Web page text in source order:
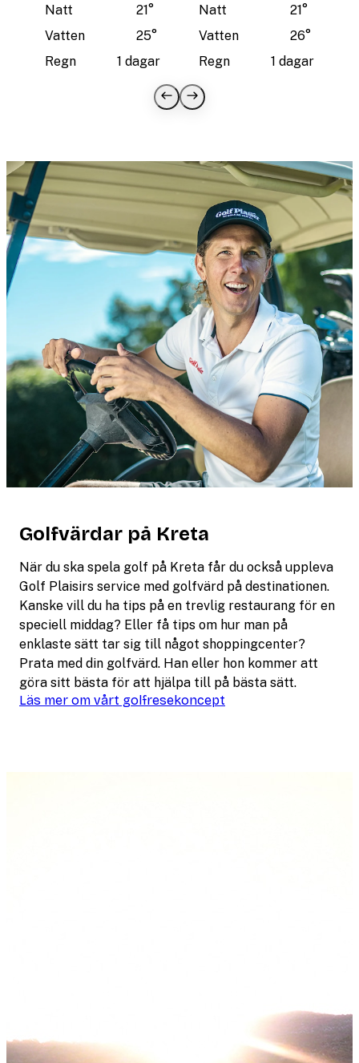
Natt 21°
Vatten
25°
Regn
1 dagar
Natt 21°
Vatten
26°
Regn
1 dagar
Golfvärdar på Kreta
När du ska spela golf på Kreta får du också uppleva
Golf Plaisirs service med golfvärd på destinationen.
Kanske vill du ha tips på en trevlig restaurang för en
speciell middag? Eller få tips om hur man på
enklaste sätt tar sig till något shoppingcenter?
Prata med din golfvärd. Han eller hon kommer att
göra sitt bästa för att hjälpa till på bästa sätt.
Läs mer om vårt golfresekoncept